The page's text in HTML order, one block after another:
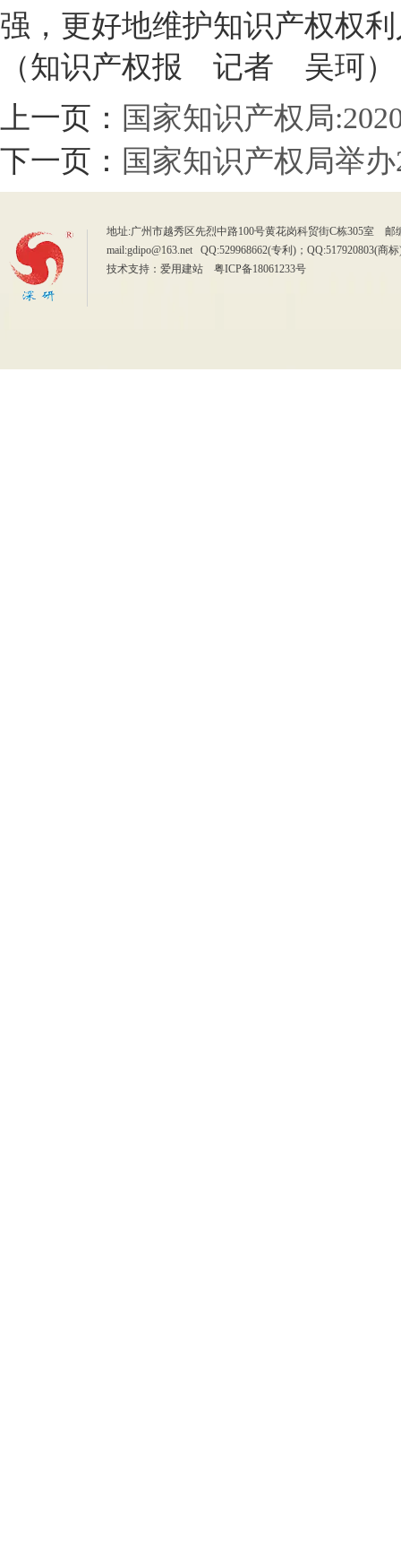
强，更好地维护知识产权权
（知识产权报 记者 吴珂）
上一页： 国家知识产权局
下一页： 国家知识产权局举
地址:广州市越秀区先烈中路100号黄花岗科贸街C栋305室
mail:gdipo@163.net QQ:529968662(专利)；QQ:517920803(
技术支持： 爱用建站 粤ICP备18061233号